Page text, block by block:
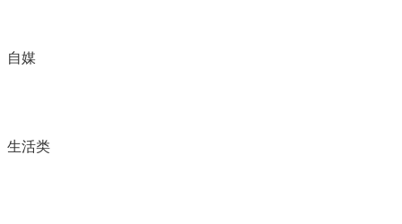
自媒
生活类